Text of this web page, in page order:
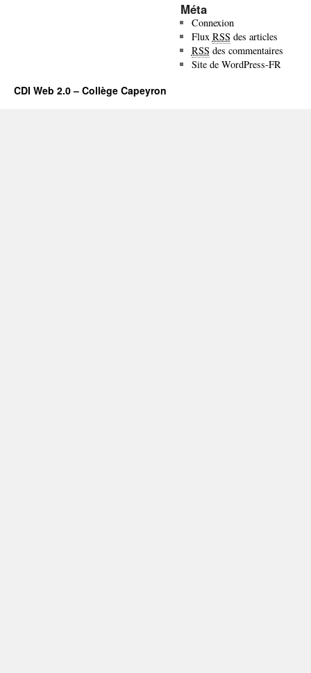
Méta
Connexion
Flux RSS des articles
RSS des commentaires
Site de WordPress-FR
CDI Web 2.0 – Collège Capeyron